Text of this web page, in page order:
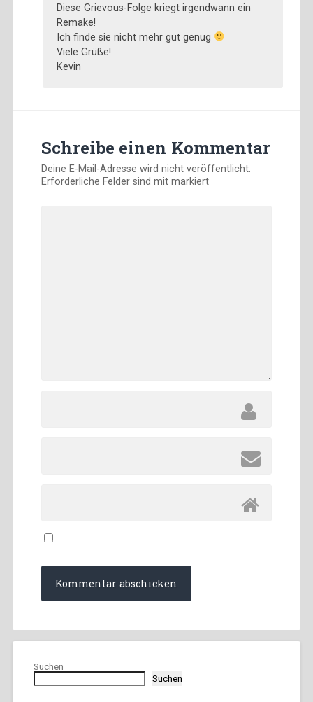
Diese Grievous-Folge kriegt irgendwann ein
Remake!
Ich finde sie nicht mehr gut genug
Viele Grüße!
Kevin
Schreibe einen Kommentar
Deine E-Mail-Adresse wird nicht veröffentlicht.
Erforderliche Felder sind mitmarkiert
Suchen
Suchen